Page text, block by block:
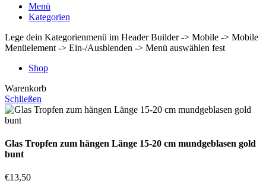
Menü
Kategorien
Lege dein Kategorienmenü im Header Builder -> Mobile -> Mobile
Menüelement -> Ein-/Ausblenden -> Menü auswählen fest
Shop
Warenkorb
Schließen
Glas Tropfen zum hängen Länge 15-20 cm mundgeblasen gold
bunt
€13,50